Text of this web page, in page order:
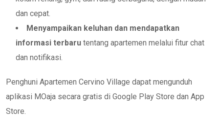
dan cepat.
Menyampaikan keluhan dan mendapatkan
informasi terbaru tentang apartemen melalui fitur chat
dan notifikasi.
Penghuni Apartemen Cervino Village dapat mengunduh
aplikasi MOaja secara gratis di Google Play Store dan App
Store.